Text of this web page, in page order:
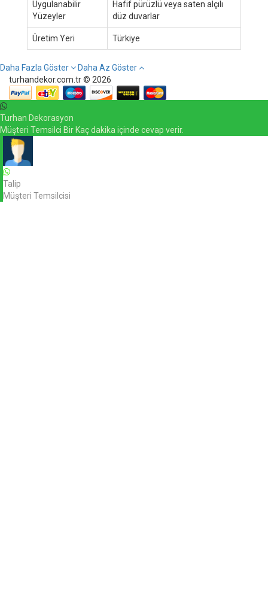
Uygulanabilir
Yüzeyler
Hafif pürüzlü veya saten alçılı
düz duvarlar
Üretim Yeri Türkiye
Daha Fazla Göster
Daha Az Göster
turhandekor.com.tr © 2026
Turhan Dekorasyon
Müşteri Temsilci Bir Kaç dakika içinde cevap verir.
Talip
Müşteri Temsilcisi